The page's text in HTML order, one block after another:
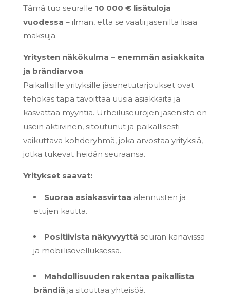
Tämä tuo seuralle 10 000 € lisätuloja
vuodessa – ilman, että se vaatii jäseniltä lisää
maksuja.
Yritysten näkökulma – enemmän asiakkaita
ja brändiarvoa
Paikallisille yrityksille jäsenetutarjoukset ovat
tehokas tapa tavoittaa uusia asiakkaita ja
kasvattaa myyntiä. Urheiluseurojen jäsenistö on
usein aktiivinen, sitoutunut ja paikallisesti
vaikuttava kohderyhmä, joka arvostaa yrityksiä,
jotka tukevat heidän seuraansa.
Yritykset saavat:
Suoraa asiakasvirtaa alennusten ja
etujen kautta.
Positiivista näkyvyyttä seuran kanavissa
ja mobiilisovelluksessa.
Mahdollisuuden rakentaa paikallista
brändiä ja sitouttaa yhteisöä.